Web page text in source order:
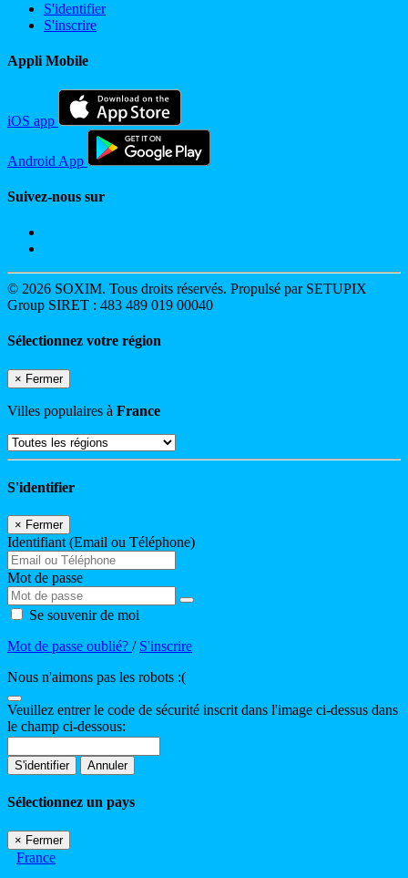
S'identifier
S'inscrire
Appli Mobile
iOS app
Android App
Suivez-nous sur
© 2026 SOXIM. Tous droits réservés. Propulsé par SETUPIX
Group SIRET : 483 489 019 00040
Sélectionnez votre région
× Fermer
Villes populaires à France
S'identifier
× Fermer
Identifiant (Email ou Téléphone)
Mot de passe
Se souvenir de moi
Mot de passe oublié? / S'inscrire
Nous n'aimons pas les robots :(
Veuillez entrer le code de sécurité inscrit dans l'image ci-dessus dans
le champ ci-dessous:
S'identifier Annuler
Sélectionnez un pays
× Fermer
France